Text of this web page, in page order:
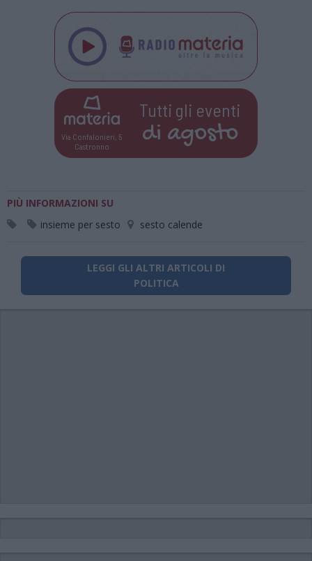
Via Confalonieri, 5
Castronno
Tutti gli eventi
di agosto
PIÙ INFORMAZIONI SU
insieme per sesto
sesto calende
LEGGI GLI ALTRI ARTICOLI DI
POLITICA